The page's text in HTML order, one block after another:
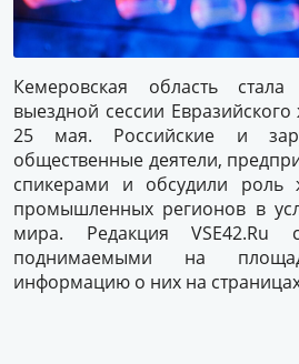
Кемеровская область
выездной сессии
25 мая. Российские и
общественные деятели,
спикерами и обсудили роль
промышленных регионов в
мира. Редакция VSE42.Ru
поднимаемыми на
информацию о них на